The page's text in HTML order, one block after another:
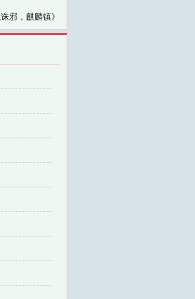
邪，麒麟镇》